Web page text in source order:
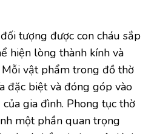
tượng được con cháu sắp
hiện lòng thành kính và
vật phẩm trong đồ thờ
đặc biệt và đóng góp vào
gia đình. Phong tục thờ
một phần quan trọng